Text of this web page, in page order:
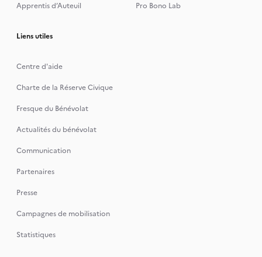
Apprentis d’Auteuil
Pro Bono Lab
Liens utiles
Centre d'aide
Charte de la Réserve Civique
Fresque du Bénévolat
Actualités du bénévolat
Communication
Partenaires
Presse
Campagnes de mobilisation
Statistiques